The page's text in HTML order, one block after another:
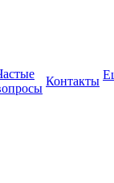
Контакты